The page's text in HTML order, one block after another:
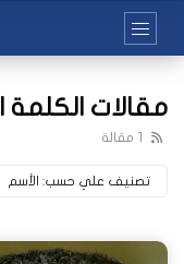
مقالات الكلمة
1 مقالة
تصنيف علي حسب: اﻷسم